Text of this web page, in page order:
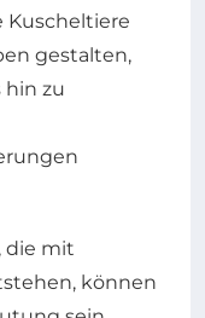
Kuscheltiere
gestalten,
hin zu
die mit
können